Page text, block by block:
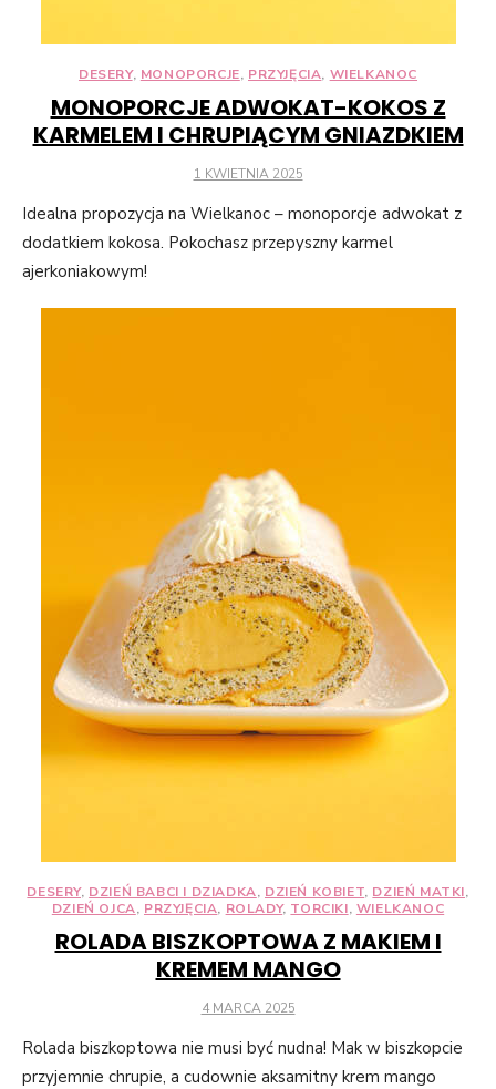
DESERY, MONOPORCJE, PRZYJĘCIA, WIELKANOC
MONOPORCJE ADWOKAT-KOKOS Z
KARMELEM I CHRUPIĄCYM GNIAZDKIEM
POSTED
1 KWIETNIA 2025
Idealna propozycja na Wielkanoc – monoporcje adwokat z
dodatkiem kokosa. Pokochasz przepyszny karmel
ajerkoniakowym!
DESERY, DZIEŃ BABCI I DZIADKA, DZIEŃ KOBIET, DZIEŃ MATKI,
DZIEŃ OJCA, PRZYJĘCIA, ROLADY, TORCIKI, WIELKANOC
ROLADA BISZKOPTOWA Z MAKIEM I
KREMEM MANGO
POSTED
4 MARCA 2025
Rolada biszkoptowa nie musi być nudna! Mak w biszkopcie
przyjemnie chrupie, a cudownie aksamitny krem mango